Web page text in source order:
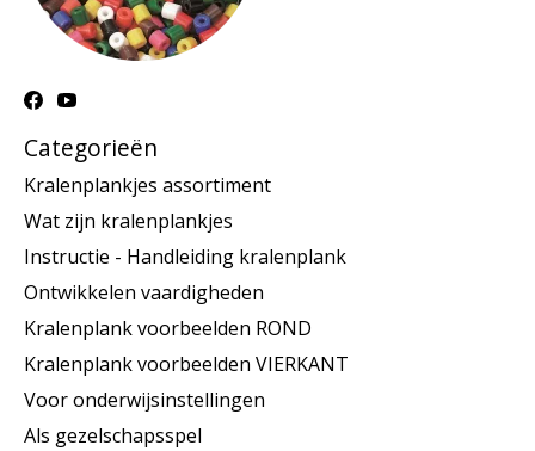
Categorieën
Kralenplankjes assortiment
Wat zijn kralenplankjes
Instructie - Handleiding kralenplank
Ontwikkelen vaardigheden
Kralenplank voorbeelden ROND
Kralenplank voorbeelden VIERKANT
Voor onderwijsinstellingen
Als gezelschapsspel